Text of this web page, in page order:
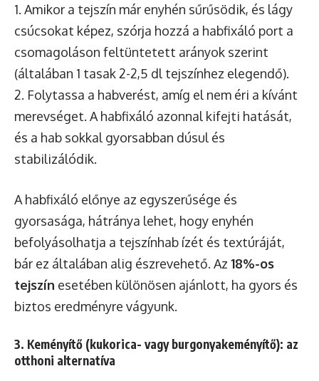
1. Amikor a tejszín már enyhén sűrűsödik, és lágy
csúcsokat képez, szórja hozzá a habfixáló port a
csomagoláson feltüntetett arányok szerint
(általában 1 tasak 2-2,5 dl tejszínhez elegendő).
2. Folytassa a habverést, amíg el nem éri a kívánt
merevséget. A habfixáló azonnal kifejti hatását,
és a hab sokkal gyorsabban dúsul és
stabilizálódik.
A habfixáló előnye az egyszerűsége és
gyorsasága, hátránya lehet, hogy enyhén
befolyásolhatja a tejszínhab ízét és textúráját,
bár ez általában alig észrevehető. Az 18%-os
tejszín esetében különösen ajánlott, ha gyors és
biztos eredményre vágyunk.
3. Keményítő (kukorica- vagy burgonyakeményítő): az
otthoni alternatíva